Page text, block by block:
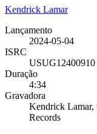
Kendrick Lamar
Lançamento
2024-05-04
ISRC
USUG12400910
Duração
4:34
Gravadora
Kendrick Lamar,
Records